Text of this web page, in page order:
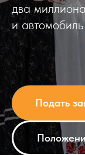
два
и
Подать